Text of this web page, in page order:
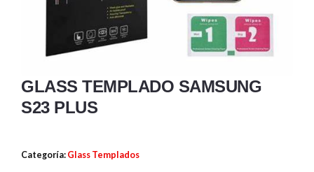
GLASS TEMPLADO SAMSUNG
S23 PLUS
Categoría: Glass Templados